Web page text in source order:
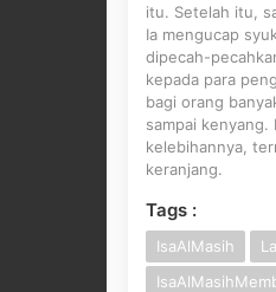
itu. Setelah itu,
Ia mengucap
dipecah-
kepada para
bagi orang
sampai kenyang.
kelebihannya,
keranjang.
Tags :
IsaAlMasih